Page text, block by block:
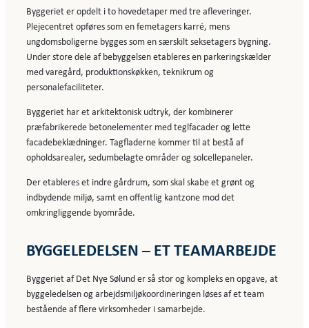
Byggeriet er opdelt i to hovedetaper med tre afleveringer.
Plejecentret opføres som en femetagers karré, mens
ungdomsboligerne bygges som en særskilt seksetagers bygning.
Under store dele af bebyggelsen etableres en parkeringskælder
med varegård, produktionskøkken, teknikrum og
personalefaciliteter.
Byggeriet har et arkitektonisk udtryk, der kombinerer
præfabrikerede betonelementer med teglfacader og lette
facadebeklædninger. Tagfladerne kommer til at bestå af
opholdsarealer, sedumbelagte områder og solcellepaneler.
Der etableres et indre gårdrum, som skal skabe et grønt og
indbydende miljø, samt en offentlig kantzone mod det
omkringliggende byområde.
BYGGELEDELSEN – ET TEAMARBEJDE
Byggeriet af Det Nye Sølund er så stor og kompleks en opgave, at
byggeledelsen og arbejdsmiljøkoordineringen løses af et team
bestående af flere virksomheder i samarbejde.